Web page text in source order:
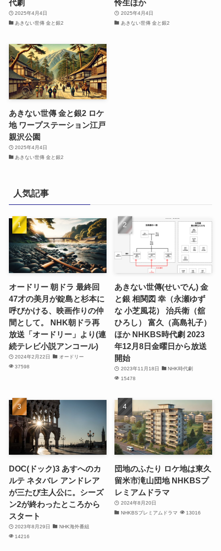
代劇
2025年4月4日
あきない世傳 金と銀2
怜生ほか
2025年4月4日
あきない世傳 金と銀2
あきない世傳 金と銀2 ロケ
地 ワープステーション江戸
親沢公園
2025年4月4日
あきない世傳 金と銀2
人気記事
オードリー 朝ドラ 最終回
47才の美月が錠島と杉本に
呼びかける、映画作りの仲
間として。 NHK朝ドラ再
放送「オードリー」より(連
続テレビ小説アンコール)
2024年2月22日
オードリー
37598
あきない世傳(せいでん) 金
と銀 相関図 幸（永瀬ゆず
な 小芝風花） 治兵衛（舘
ひろし） 富久（高島礼子）
ほか NHKBS時代劇 2023
年12月8日金曜日から放送
開始
2023年11月18日
NHK時代劇
15478
DOC(ドック)3 あすへのカ
ルテ ネタバレ アンドレア
が三たび主人公に。シーズ
ン2が終わったところから
スタート
2023年8月29日
NHK海外番組
14216
団地のふたり ロケ地は東久
留米市滝山団地 NHKBSプ
レミアムドラマ
2024年8月20日
NHKBSプレミアムドラマ
13016